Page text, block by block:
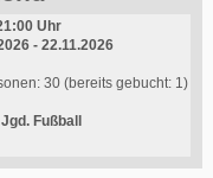
Uhr
- 22.11.2026
30 (bereits gebucht: 1)
Jgd. Fußball